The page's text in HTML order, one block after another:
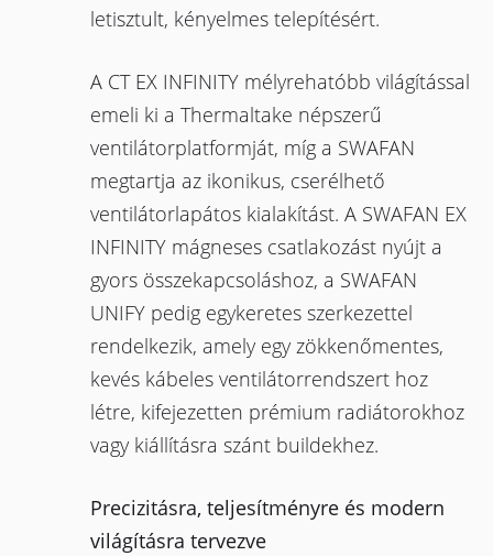
letisztult, kényelmes telepítésért.
A CT EX INFINITY mélyrehatóbb világítással
emeli ki a Thermaltake népszerű
ventilátorplatformját, míg a SWAFAN
megtartja az ikonikus, cserélhető
ventilátorlapátos kialakítást. A SWAFAN EX
INFINITY mágneses csatlakozást nyújt a
gyors összekapcsoláshoz, a SWAFAN
UNIFY pedig egykeretes szerkezettel
rendelkezik, amely egy zökkenőmentes,
kevés kábeles ventilátorrendszert hoz
létre, kifejezetten prémium radiátorokhoz
vagy kiállításra szánt buildekhez.
Precizitásra, teljesítményre és modern
világításra tervezve